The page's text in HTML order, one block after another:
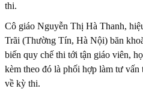
thi.
Cô giáo Nguyễn Thị Hà Thanh,
Trãi (Thường Tín, Hà Nội) băn
biến quy chế thi tới tận giáo viên,
kèm theo đó là phối hợp làm tư
về kỳ thi.